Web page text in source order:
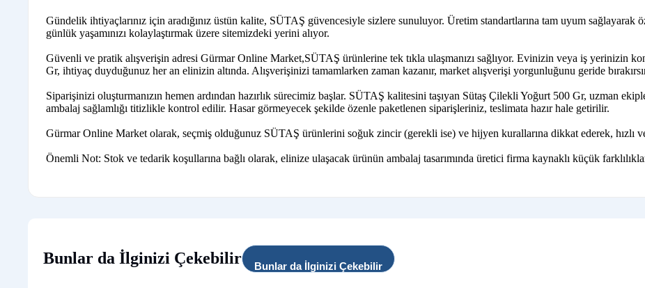
Gündelik ihtiyaçlarınız için aradığınız üstün kalite, SÜTAŞ güvencesiyle sizlere sunuluyor. Üretim standartlarına tam uyum
günlük yaşamınızı kolaylaştırmak üzere sitemizdeki yerini alıyor.
Güvenli ve pratik alışverişin adresi Gürmar Online Market,SÜTAŞ ürünlerine tek tıkla ulaşmanızı sağlıyor. Evinizin veya iş yerinizin
Gr, ihtiyaç duyduğunuz her an elinizin altında. Alışverişinizi tamamlarken zaman kazanır, market alışverişi yorgunluğunu geride
Siparişinizi oluşturmanızın hemen ardından hazırlık sürecimiz başlar. SÜTAŞ kalitesini taşıyan Sütaş Çilekli Yoğurt 500 Gr, uzman
ambalaj sağlamlığı titizlikle kontrol edilir. Hasar görmeyecek şekilde özenle paketlenen siparişleriniz, teslimata hazır hale getirilir.
Gürmar Online Market olarak, seçmiş olduğunuz SÜTAŞ ürünlerini soğuk zincir (gerekli ise) ve hijyen kurallarına dikkat ederek, hızlı
Önemli Not: Stok ve tedarik koşullarına bağlı olarak, elinize ulaşacak ürünün ambalaj tasarımında üretici firma kaynaklı küçük
Bunlar da İlginizi Çekebilir Bunlar da İlginizi Çekebilir